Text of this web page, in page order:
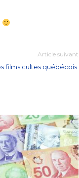
Article suivant
films cultes québécois.